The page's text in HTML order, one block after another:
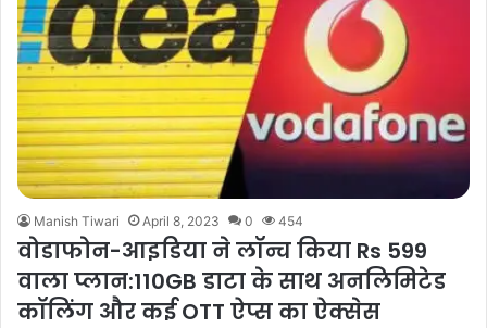
Manish Tiwari April 8, 2023 0 454
वोडाफोन-आइडिया ने लॉन्च किया Rs 599
वाला प्लान:110GB डाटा के साथ अनलिमिटेड
कॉलिंग और कई OTT ऐप्स का ऐक्सेस